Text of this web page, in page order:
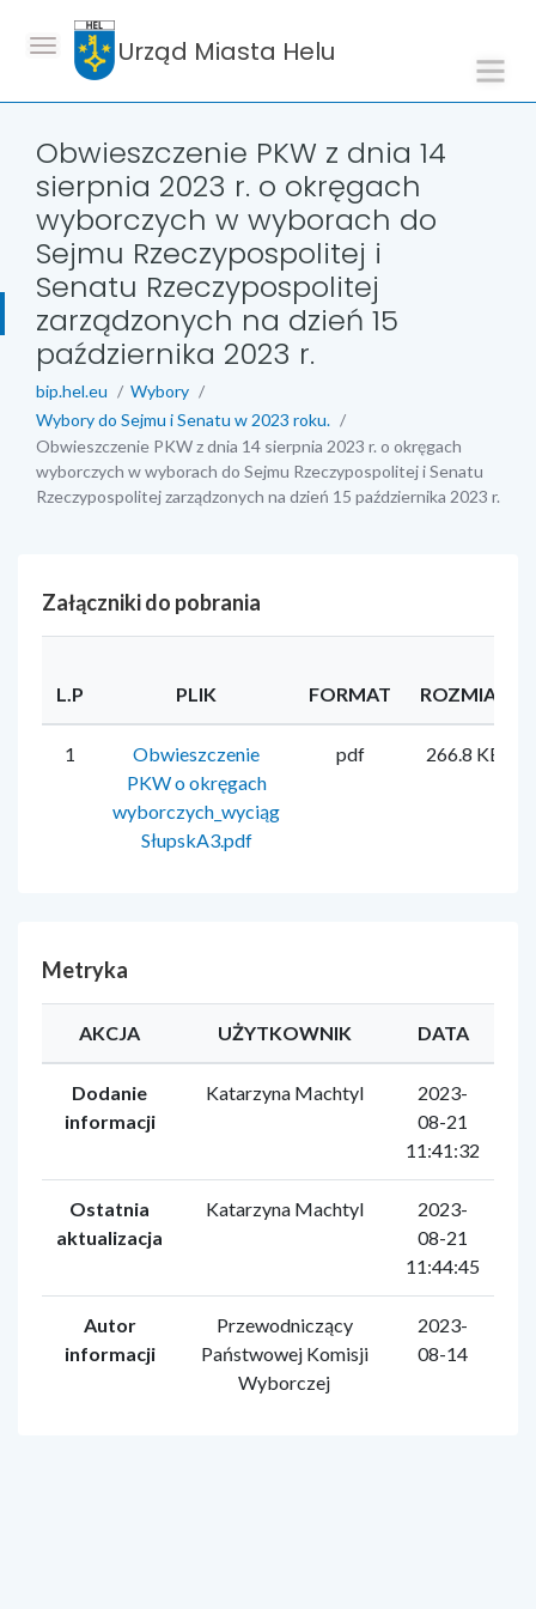
Urząd Miasta Helu
Obwieszczenie PKW z dnia 14
sierpnia 2023 r. o okręgach
wyborczych w wyborach do
Sejmu Rzeczypospolitej i
Senatu Rzeczypospolitej
zarządzonych na dzień 15
października 2023 r.
bip.hel.eu
Wybory
Wybory do Sejmu i Senatu w 2023 roku.
Obwieszczenie PKW z dnia 14 sierpnia 2023 r. o okręgach
wyborczych w wyborach do Sejmu Rzeczypospolitej i Senatu
Rzeczypospolitej zarządzonych na dzień 15 października 2023 r.
Załączniki do pobrania
L.P PLIK FORMAT ROZMIAR
1
Obwieszczenie
PKW o okręgach
wyborczych_wyciąg
SłupskA3.pdf
pdf 266.8 KB
Metryka
AKCJA UŻYTKOWNIK DATA
Dodanie
informacji
Katarzyna Machtyl
2023-
08-21
11:41:32
Ostatnia
aktualizacja
Katarzyna Machtyl
2023-
08-21
11:44:45
Autor
informacji
Przewodniczący
Państwowej Komisji
Wyborczej
2023-
08-14